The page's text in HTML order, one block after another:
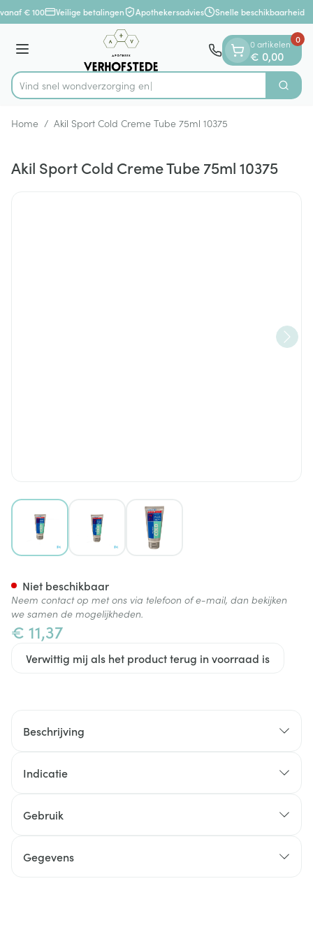
Ga naar de inhoud
1 van 1
€ 100 Veilige betalingen Apothekersadvies Snelle beschikbaarheid
Menu
Product, merk, categorie...
Vind snel wondverzo Zoek
0 artikelen
€ 0,00
0
Home / Akil Sport Cold Creme Tube 75ml 10375
Akil Sport Cold Creme Tube 75ml 10375
View larger imageView larger imageView larger image
€ 11,37
Verwittig mij als het product terug in voorraad is
Niet beschikbaar
Neem contact op met ons via telefoon of e-mail, dan bekijken
we samen de mogelijkheden.
Beschrijving
Indicatie
Gebruik
Gegevens